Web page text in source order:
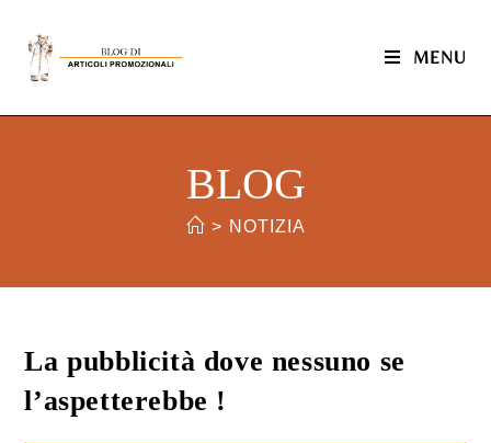
MENU
BLOG
> NOTIZIA
La pubblicità dove nessuno se
l’aspetterebbe !